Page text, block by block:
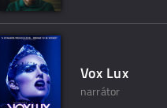
Vox Lux
narrátor